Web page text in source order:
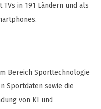
in 191 Ländern und als
Bereich Sporttechnologie
Sportdaten sowie die
von KI und